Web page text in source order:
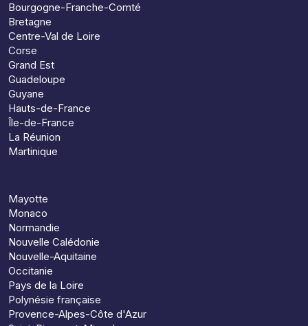
Bourgogne-Franche-Comté
Bretagne
Centre-Val de Loire
Corse
Grand Est
Guadeloupe
Guyane
Hauts-de-France
Île-de-France
La Réunion
Martinique
Mayotte
Monaco
Normandie
Nouvelle Calédonie
Nouvelle-Aquitaine
Occitanie
Pays de la Loire
Polynésie française
Provence-Alpes-Côte d'Azur